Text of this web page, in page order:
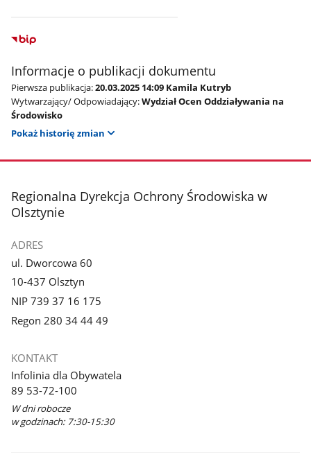
Informacje o publikacji dokumentu
Pierwsza publikacja:20.03.2025 14:09 Kamila Kutryb
Wytwarzający/ Odpowiadający:Wydział Ocen Oddziaływania na
Środowisko
Pokaż historię zmian
stopka
Regionalna Dyrekcja Ochrony Środowiska w
Olsztynie
ADRES
ul. Dworcowa 60
10-437 Olsztyn
NIP 739 37 16 175
Regon 280 34 44 49
KONTAKT
Infolinia dla Obywatela
89 53-72-100
W dni robocze
w godzinach: 7:30-15:30